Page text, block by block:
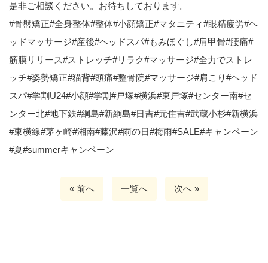
是非ご相談ください。お待ちしております。
#骨盤矯正#全身整体#整体#小顔矯正#マタニティ#眼精疲労#ヘ
ッドマッサージ#産後#ヘッドスパ#もみほぐし#肩甲骨#腰痛#
筋膜リリース#ストレッチ#リラク#マッサージ#全力でストレ
ッチ#姿勢矯正#猫背#頭痛#整骨院#マッサージ#肩こり#ヘッド
スパ#学割 U24#小顔#学割#戸塚#横浜#東戸塚#センター南#セ
ンター北#地下鉄#綱島#新綱島#日吉#元住吉#武蔵小杉#新横浜
#東横線#茅ヶ崎#湘南#藤沢#雨の日#梅雨#SALE#キャンペーン
#夏#summerキャンペーン
« 前へ 一覧へ 次へ »